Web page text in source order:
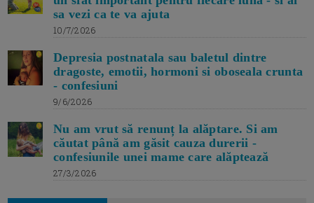
sa vezi ca te va ajuta
10/7/2026
Depresia postnatala sau baletul dintre
dragoste, emotii, hormoni si oboseala crunta
- confesiuni
9/6/2026
Nu am vrut să renunț la alăptare. Si am
căutat până am găsit cauza durerii -
confesiunile unei mame care alăptează
27/3/2026